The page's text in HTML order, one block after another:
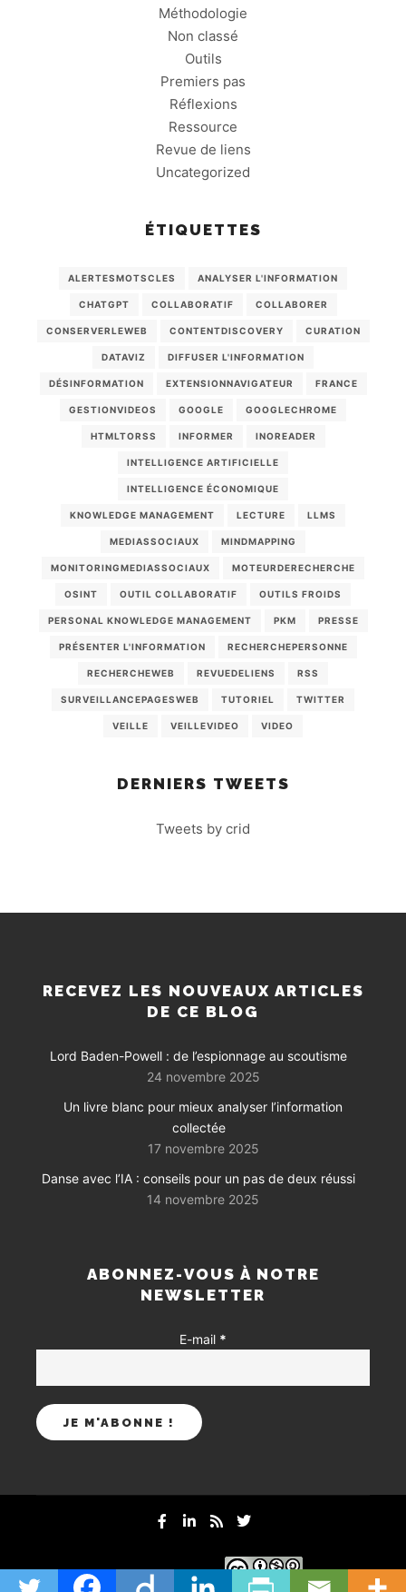
Méthodologie
Non classé
Outils
Premiers pas
Réflexions
Ressource
Revue de liens
Uncategorized
ÉTIQUETTES
ALERTESMOTSCLES ANALYSER L'INFORMATION
CHATGPT COLLABORATIF COLLABORER
CONSERVERLEWEB CONTENTDISCOVERY CURATION
DATAVIZ DIFFUSER L'INFORMATION
DÉSINFORMATION EXTENSIONNAVIGATEUR FRANCE
GESTIONVIDEOS GOOGLE GOOGLECHROME
HTMLTORSS INFORMER INOREADER
INTELLIGENCE ARTIFICIELLE
INTELLIGENCE ÉCONOMIQUE
KNOWLEDGE MANAGEMENT LECTURE LLMS
MEDIASSOCIAUX MINDMAPPING
MONITORINGMEDIASSOCIAUX MOTEURDERECHERCHE
OSINT OUTIL COLLABORATIF OUTILS FROIDS
PERSONAL KNOWLEDGE MANAGEMENT PKM PRESSE
PRÉSENTER L'INFORMATION RECHERCHEPERSONNE
RECHERCHEWEB REVUEDELIENS RSS
SURVEILLANCEPAGESWEB TUTORIEL TWITTER
VEILLE VEILLEVIDEO VIDEO
DERNIERS TWEETS
Tweets by crid
RECEVEZ LES NOUVEAUX ARTICLES
DE CE BLOG
Lord Baden-Powell : de l’espionnage au scoutisme
24 novembre 2025
Un livre blanc pour mieux analyser l’information
collectée
17 novembre 2025
Danse avec l’IA : conseils pour un pas de deux réussi
14 novembre 2025
ABONNEZ-VOUS À NOTRE
NEWSLETTER
E-mail *
mentions-legales